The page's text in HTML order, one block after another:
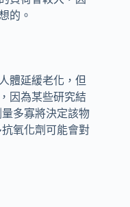
的。
體延緩老化，但
因為某些研究結
多寡將決定該物
氧化劑可能會對